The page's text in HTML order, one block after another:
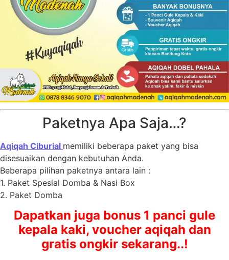
Paketnya Apa Saja…?
Aqiqah Ciburial memiliki beberapa paket yang bisa
disesuaikan dengan kebutuhan Anda.
Beberapa pilihan paketnya antara lain :
1. Paket Spesial Domba & Nasi Box
2. Paket Domba
Dapatkan juga bonus 1 panci gule
kepala kaki, voucher aqiqah dan
gratis ongkir sekarang..!